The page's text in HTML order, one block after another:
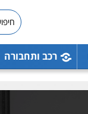
רכב ותחבורה